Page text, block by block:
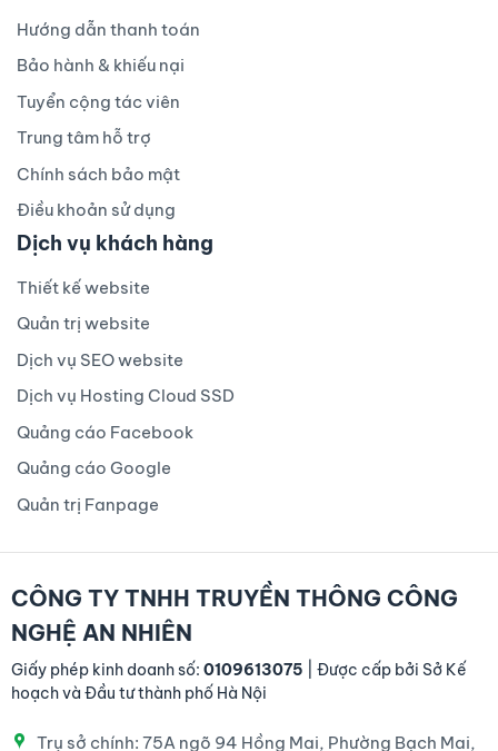
Hướng dẫn thanh toán
Bảo hành & khiếu nại
Tuyển cộng tác viên
Trung tâm hỗ trợ
Chính sách bảo mật
Điều khoản sử dụng
Dịch vụ khách hàng
Thiết kế website
Quản trị website
Dịch vụ SEO website
Dịch vụ Hosting Cloud SSD
Quảng cáo Facebook
Quảng cáo Google
Quản trị Fanpage
CÔNG TY TNHH TRUYỀN THÔNG CÔNG
NGHỆ AN NHIÊN
Giấy phép kinh doanh số: 0109613075 | Được cấp bởi Sở Kế
hoạch và Đầu tư thành phố Hà Nội
Trụ sở chính: 75A ngõ 94 Hồng Mai, Phường Bạch Mai,